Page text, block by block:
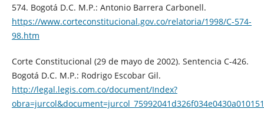
574. Bogotá D.C. M.P.: Antonio Barrera Carbonell.
https://www.corteconstitucional.gov.co/relatoria/1998/C-574-
98.htm
Corte Constitucional (29 de mayo de 2002). Sentencia C-426.
Bogotá D.C. M.P.: Rodrigo Escobar Gil.
http://legal.legis.com.co/document/Index?